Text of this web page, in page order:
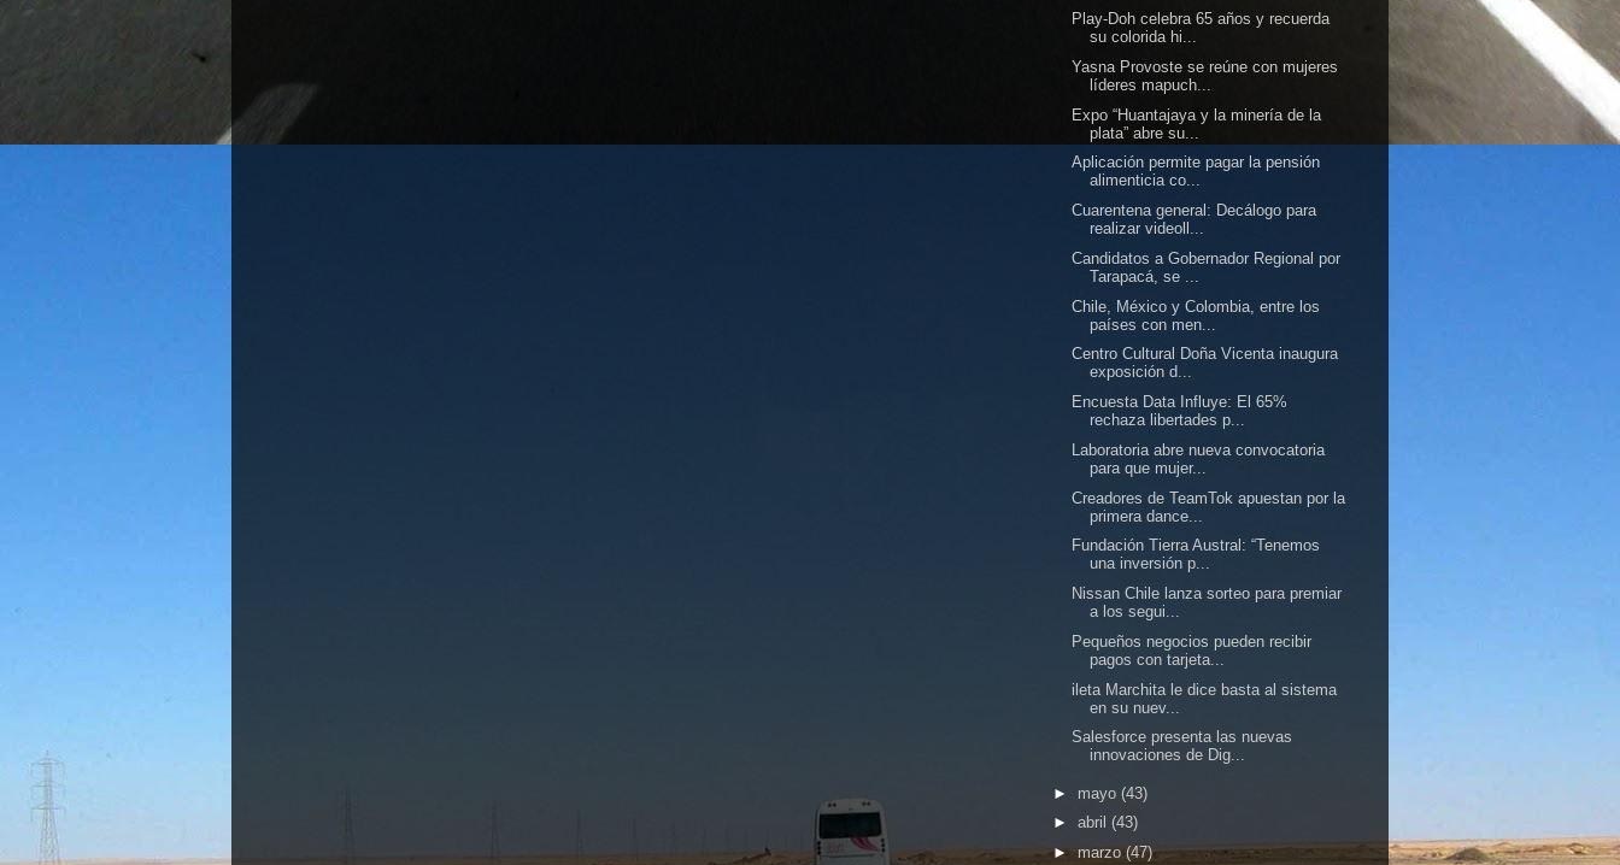
Play-Doh celebra 65 años y recuerda
su colorida hi...
Yasna Provoste se reúne con mujeres
líderes mapuch...
Expo “Huantajaya y la minería de la
plata” abre su...
Aplicación permite pagar la pensión
alimenticia co...
Cuarentena general: Decálogo para
realizar videoll...
Candidatos a Gobernador Regional por
Tarapacá, se ...
Chile, México y Colombia, entre los
países con men...
Centro Cultural Doña Vicenta inaugura
exposición d...
Encuesta Data Influye: El 65%
rechaza libertades p...
Laboratoria abre nueva convocatoria
para que mujer...
Creadores de TeamTok apuestan por la
primera dance...
Fundación Tierra Austral: “Tenemos
una inversión p...
Nissan Chile lanza sorteo para premiar
a los segui...
Pequeños negocios pueden recibir
pagos con tarjeta...
ileta Marchita le dice basta al sistema
en su nuev...
Salesforce presenta las nuevas
innovaciones de Dig...
► mayo (43)
► abril (43)
►marzo (47)